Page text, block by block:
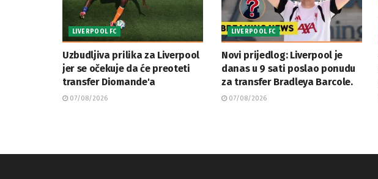
LIVERPOOL FC
Uzbudljiva prilika za Liverpool
jer se očekuje da će preoteti
transfer Diomande'a
07/08/2026
LIVERPOOL FC
Novi prijedlog: Liverpool je
danas u 9 sati poslao ponudu
za transfer Bradleya Barcole.
07/08/2026